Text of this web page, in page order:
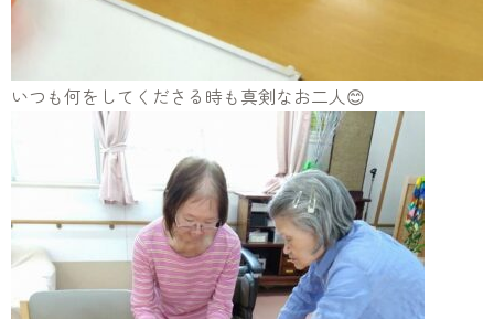
いつも何をしてくださる時も真剣なお二人😊